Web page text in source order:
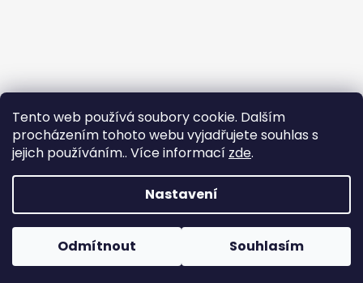
Tento web používá soubory cookie. Dalším
procházením tohoto webu vyjadřujete souhlas s
jejich používáním.. Více informací zde.
Nastavení
Odmítnout Souhlasím
Během horkých dnů nedoporučujeme doručování do
OneBoxů. Produkty citlivé na vysoké teploty nemusí být při
Copyright 2026NAKUPZDRAVE.CZ. Všechna práva
vyhrazena.
Upravit nastavení cookies